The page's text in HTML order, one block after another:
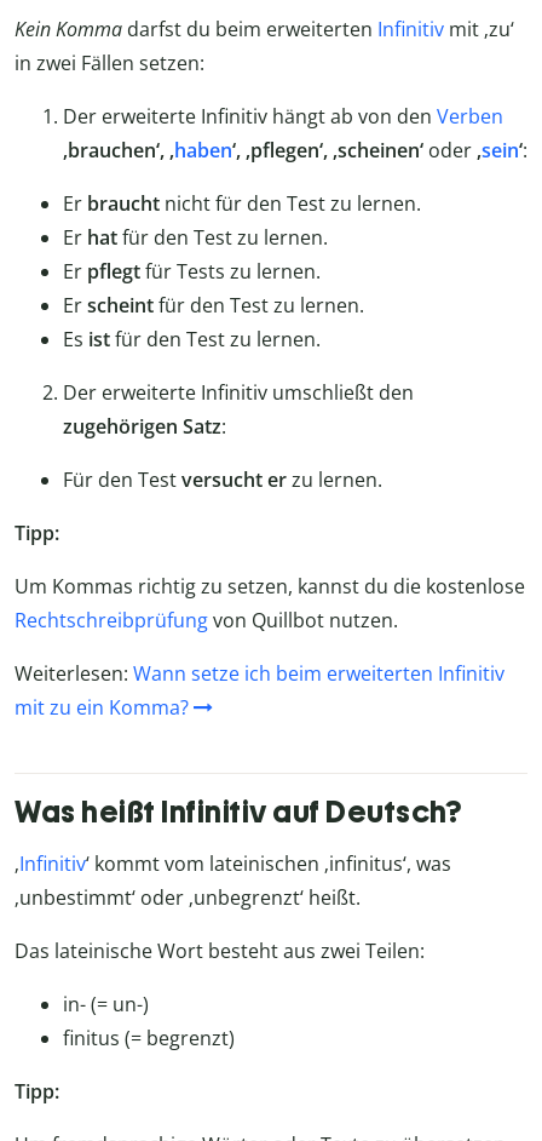
Kein Komma darfst du beim erweiterten Infinitiv mit ‚zu‘
in zwei Fällen setzen:
Der erweiterte Infinitiv hängt ab von den Verben
‚brauchen‘, ‚haben‘, ‚pflegen‘, ‚scheinen‘ oder ‚sein‘:
Er braucht nicht für den Test zu lernen.
Er hatfür den Test zu lernen.
Er pflegtfür Tests zu lernen.
Erscheintfür den Test zu lernen.
Es istfür den Test zu lernen.
Der erweiterte Infinitiv umschließt den
zugehörigen Satz:
Für den Testversucht erzu lernen.
Tipp:
Um Kommas richtig zu setzen, kannst du die kostenlose
Rechtschreibprüfungvon Quillbot nutzen.
Weiterlesen: Wann setze ich beim erweiterten Infinitiv
mit zu ein Komma?
Was heißt Infinitiv auf Deutsch?
‚Infinitiv‘ kommt vom lateinischen ‚infinitus‘, was
‚unbestimmt‘ oder ‚unbegrenzt‘ heißt.
Das lateinische Wort besteht aus zwei Teilen:
in- (= un-)
finitus (= begrenzt)
Tipp: